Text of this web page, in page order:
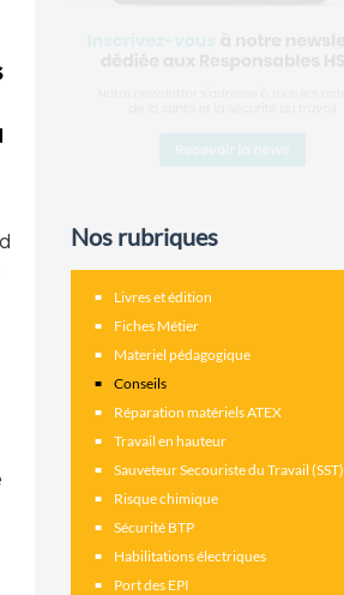
Nos rubriques
Livres et édition
Fiches Métier
Materiel pédagogique
Conseils
Réparation matériels ATEX
Travail en hauteur
Sauveteur Secouriste du Travail (SST)
Risque chimique
Sécurité BTP
Habilitations électriques
Port des EPI